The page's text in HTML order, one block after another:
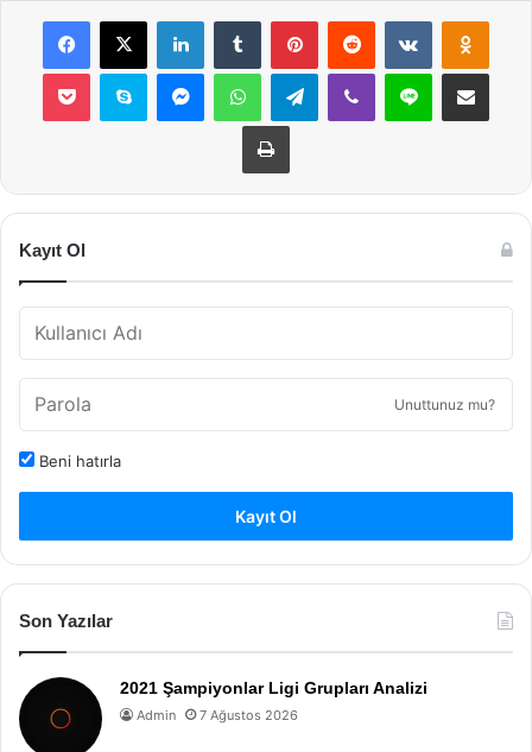
Facebook
X LinkedInTumblr PinterestReddit VKontakte
Pocket Skype MessengerWhatsAppTelegramViber Line E-Posta ile
Yazdır
Kayıt Ol
Unuttunuz mu?
Beni hatırla
Kayıt Ol
Son Yazılar
2021 Şampiyonlar Ligi Grupları Analizi
Admin 7 Ağustos 2026